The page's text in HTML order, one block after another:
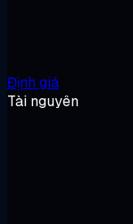
Định giá
Tài nguyên